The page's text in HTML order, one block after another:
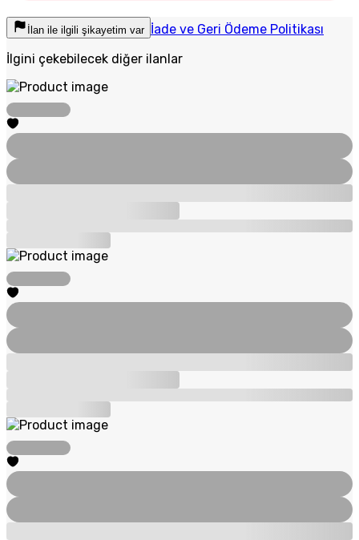
İlan ile ilgili şikayetim var İade ve Geri Ödeme Politikası
İlgini çekebilecek diğer ilanlar